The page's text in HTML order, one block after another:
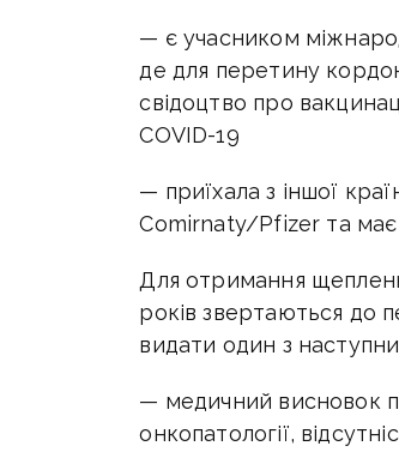
— є учасником
де для перетину
свідоцтво про
COVID-19
— приїхала з іншої
Comirnaty/Pfizer та
Для отримання
років звертаються до
видати один з
— медичний висновок
онкопатології,